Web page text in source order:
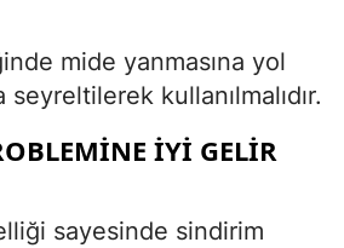
mide yanmasına yol
kullanılmalıdır.
İYI GELIR
sayesinde sindirim